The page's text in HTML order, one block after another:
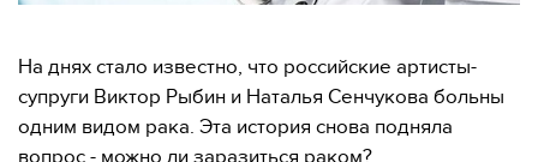
На днях стало известно, что российские артисты-
супруги Виктор Рыбин и Наталья Сенчукова больны
одним видом рака. Эта история снова подняла